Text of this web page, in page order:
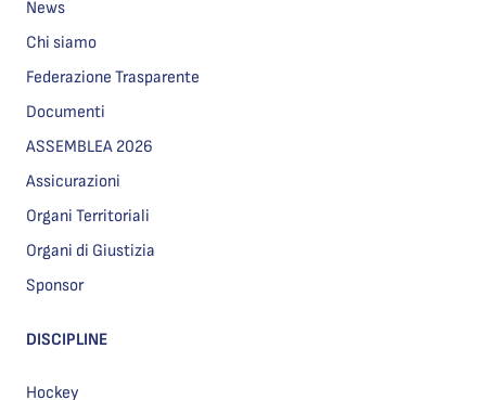
News
Chi siamo
Federazione Trasparente
Documenti
ASSEMBLEA 2026
Assicurazioni
Organi Territoriali
Organi di Giustizia
Sponsor
DISCIPLINE
Hockey